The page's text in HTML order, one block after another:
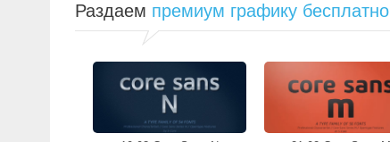
Раздаем премиум графику бесплатно